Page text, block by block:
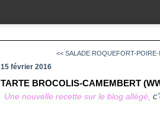
<< SALADE ROQUEFORT-POIRE-
15 février 2016
TARTE BROCOLIS-CAMEMBERT
Une nouvelle recette sur le blog allégé,